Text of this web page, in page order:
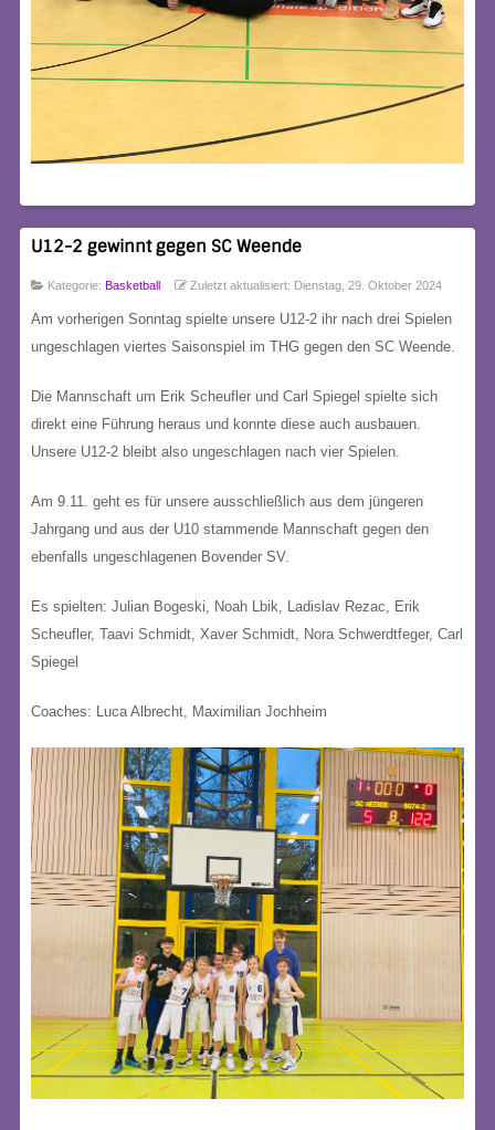
U12-2 gewinnt gegen SC Weende
Kategorie: Basketball Zuletzt aktualisiert: Dienstag, 29. Oktober 2024
Am vorherigen Sonntag spielte unsere U12-2 ihr nach drei Spielen
ungeschlagen viertes Saisonspiel im THG gegen den SC Weende.
Die Mannschaft um Erik Scheufler und Carl Spiegel spielte sich
direkt eine Führung heraus und konnte diese auch ausbauen.
Unsere U12-2 bleibt also ungeschlagen nach vier Spielen.
Am 9.11. geht es für unsere ausschließlich aus dem jüngeren
Jahrgang und aus der U10 stammende Mannschaft gegen den
ebenfalls ungeschlagenen Bovender SV.
Es spielten: Julian Bogeski, Noah Lbik, Ladislav Rezac, Erik
Scheufler, Taavi Schmidt, Xaver Schmidt, Nora Schwerdtfeger, Carl
Spiegel
Coaches: Luca Albrecht, Maximilian Jochheim